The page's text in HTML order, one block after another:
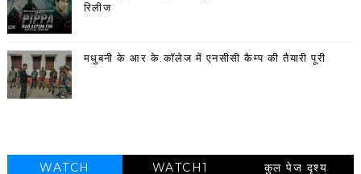
रिलीज
मधुबनी के आर के.कॉलेज में एनसीसी कैम्प की तैयारी पूरी
WATCH WATCH1 कुल पेज दृश्य